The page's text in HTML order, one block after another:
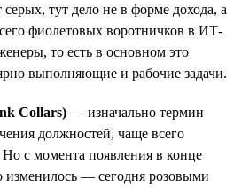
тут дело не в форме дохода, а
фиолетовых воротничков в ИТ-
то есть в основном это
выполняющие и рабочие задачи.
Collars) — изначально термин
должностей, чаще всего
с момента появления в конце
изменилось — сегодня розовыми